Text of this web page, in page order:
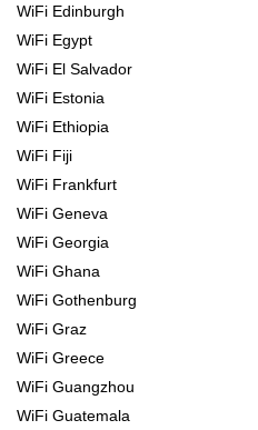
WiFi Edinburgh
WiFi Egypt
WiFi El Salvador
WiFi Estonia
WiFi Ethiopia
WiFi Fiji
WiFi Frankfurt
WiFi Geneva
WiFi Georgia
WiFi Ghana
WiFi Gothenburg
WiFi Graz
WiFi Greece
WiFi Guangzhou
WiFi Guatemala